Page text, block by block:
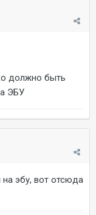
должно быть
ЭБУ
эбу, вот отсюда